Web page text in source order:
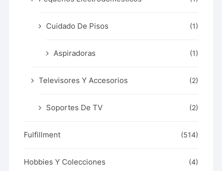
Cuidado De Pisos (1)
Aspiradoras (1)
Televisores Y Accesorios (2)
Soportes De TV (2)
Fulfillment (514)
Hobbies Y Colecciones (4)